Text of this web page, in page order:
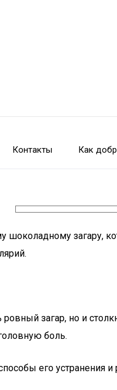
Контакты Как
загару,
загар, но и
боль.
его